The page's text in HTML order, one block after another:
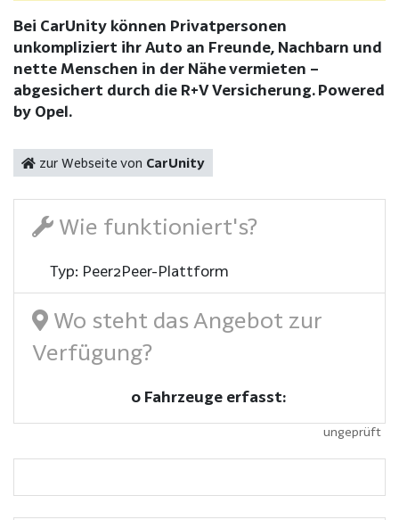
Bei CarUnity können Privatpersonen
unkompliziert ihr Auto an Freunde, Nachbarn und
nette Menschen in der Nähe vermieten –
abgesichert durch die R+V Versicherung. Powered
by Opel.
zur Webseite von CarUnity
Wie funktioniert's?
Typ: Peer2Peer-Plattform
Wo steht das Angebot zur
Verfügung?
0 Fahrzeuge erfasst:
ungeprüft